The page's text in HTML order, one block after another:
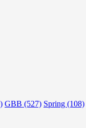
GBB (527) Spring (108)